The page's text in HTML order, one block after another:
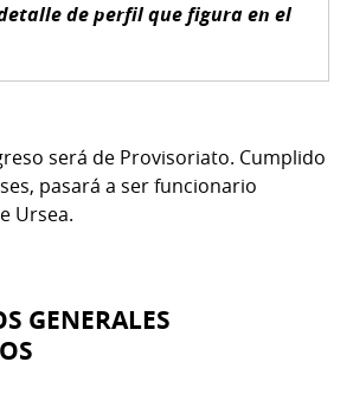
de perfil que figura en el
será de Provisoriato. Cumplido
pasará a ser funcionario
Ursea.
GENERALES